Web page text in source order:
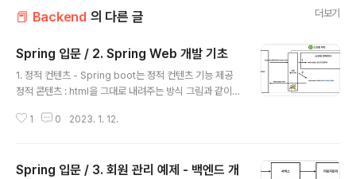
📕 Backend 의 다른 글 더보기
Spring 입문 / 2. Spring Web 개발 기초
1. 정적 컨텐츠 - Spring boot는 정적 컨텐츠 기능 제공
정적 콘텐츠 : html을 그대로 내려주는 방식 그림과 같이
lo-static.html을 찾아보고 hello-static 관련 컨트롤러
View + Controller ) 그림과 같이 내장 톰켓 서버에서 요
1 0 2023. 1. 12.
Spring 입문 / 3. 회원 관리 예제 - 백엔드 개